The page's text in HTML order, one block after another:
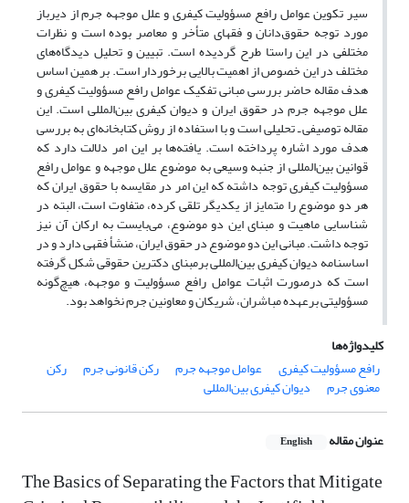
سیر تکوین عوامل رافع مسؤولیت کیفری و علل موجهه جرم از دیرباز
مورد توجه حقوق‌دانان و فقهای متأخر و معاصر بوده است و نظرات
مختلفی در این راستا طرح گردیده است. تبیین و تحلیل دیدگاه‌های
مختلف در این خصوص از اهمیت بالایی برخوردار است. بر همین اساس
هدف مقاله حاضر بررسی مبانی تفکیک عوامل رافع مسؤولیت کیفری و
علل موجهه جرم در حقوق ایران و دیوان کیفری بین‌المللی است. این
مقاله توصیفی ـ تحلیلی است و با استفاده از روش کتابخانه‌ای به بررسی
هدف مورد اشاره پرداخته است. یافته‌ها بر این امر دلالت دارد که
قوانین بین‌المللی از جنبه وسیعی به موضوع علل موجهه و عوامل رافع
مسؤولیت کیفری توجه داشته که این امر در مقایسه با حقوق ایران که
هر دو موضوع را متمایز از یکدیگر تلقی کرده، متفاوت است، البته در
شناسایی ماهیت و مبنای این دو موضوع، می‌بایست به ارکان آن نیز
توجه داشت. مبانی این دو موضوع در حقوق ایران، منشأ فقهی دارد و در
اساسنامه دیوان کیفری بین‌المللی برمبنای دکترین حقوقی شکل گرفته
است که درصورت اثبات عوامل رافع مسؤولیت و موجهه، هیچ‌گونه
مسؤولیتی برعهده مباشران، شریکان و معاونین جرم نخواهد بود.
کلیدواژه‌ها
رافع مسؤولیت کیفری
عوامل موجهه جرم رکن قانونی جرم رکن
معنوی جرم دیوان کیفری بین‌المللی
عنوان مقاله English
The Basics of Separating the Factors that Mitigate